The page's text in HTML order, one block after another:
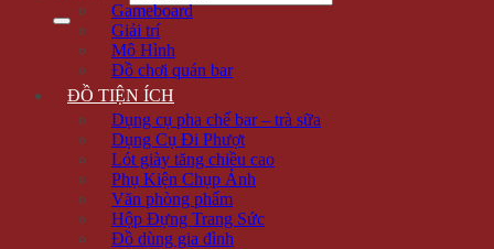
Gameboard
Giải trí
Mô Hình
Đồ chơi quán bar
ĐỒ TIỆN ÍCH
Dụng cụ pha chế bar – trà sữa
Dụng Cụ Đi Phượt
Lót giày tăng chiều cao
Phụ Kiện Chụp Ảnh
Văn phòng phẩm
Hộp Đựng Trang Sức
Đồ dùng gia đình